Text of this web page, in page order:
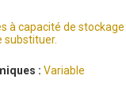
à capacité de
substituer.
:Variable